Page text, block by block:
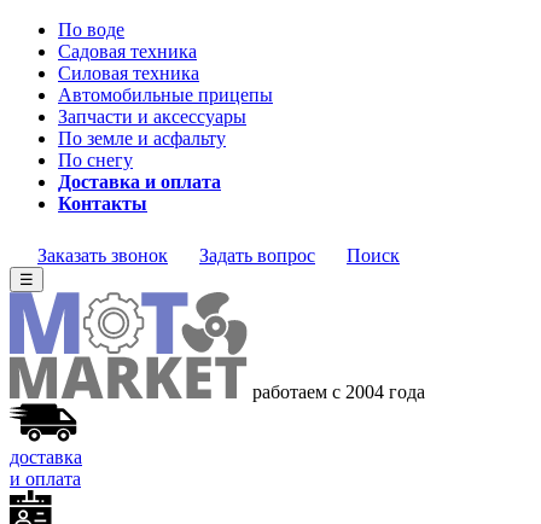
По воде
Садовая техника
Силовая техника
Автомобильные прицепы
Запчасти и аксессуары
По земле и асфальту
По снегу
Доставка и оплата
Контакты
Заказать звонок Задать вопрос Поиск
☰
работаем с 2004 года
доставка
и оплата